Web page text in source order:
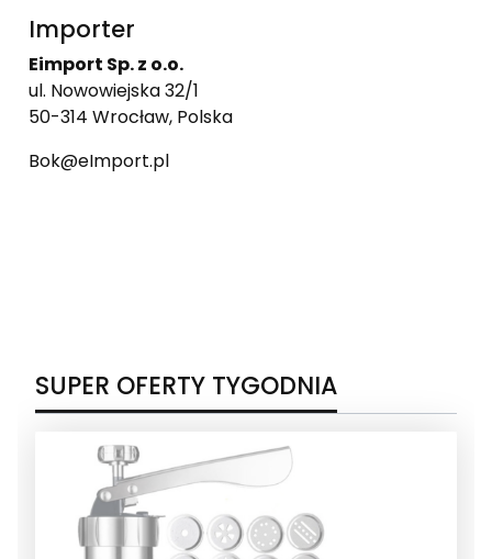
Importer
Eimport Sp. z o.o.
ul. Nowowiejska 32/1
50-314 Wrocław, Polska
Bok@eImport.pl
SUPER OFERTY TYGODNIA